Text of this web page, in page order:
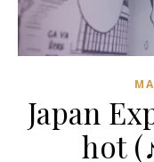
Japan
hot